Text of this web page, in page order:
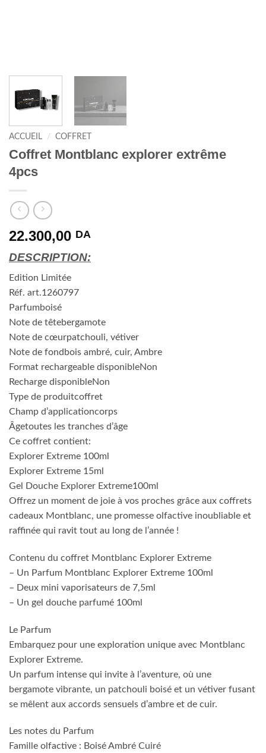
ACCUEIL / COFFRET
Coffret Montblanc explorer extrême
4pcs
22.300,00 DA
DESCRIPTION:
Edition Limitée
Réf. art.1260797
Parfumboisé
Note de têtebergamote
Note de cœurpatchouli, vétiver
Note de fondbois ambré, cuir, Ambre
Format rechargeable disponibleNon
Recharge disponibleNon
Type de produitcoffret
Champ d’applicationcorps
Âgetoutes les tranches d’âge
Ce coffret contient:
Explorer Extreme 100ml
Explorer Extreme 15ml
Gel Douche Explorer Extreme100ml
Offrez un moment de joie à vos proches grâce aux coffrets
cadeaux Montblanc, une promesse olfactive inoubliable et
raffinée qui ravit tout au long de l’année !
Contenu du coffret Montblanc Explorer Extreme
– Un Parfum Montblanc Explorer Extreme 100ml
– Deux mini vaporisateurs de 7,5ml
– Un gel douche parfumé 100ml
Le Parfum
Embarquez pour une exploration unique avec Montblanc
Explorer Extreme.
Un parfum intense qui invite à l’aventure, où une
bergamote vibrante, un patchouli boisé et un vétiver fusant
se mêlent aux accords sensuels d’ambre et de cuir.
Les notes du Parfum
Famille olfactive : Boisé Ambré Cuiré